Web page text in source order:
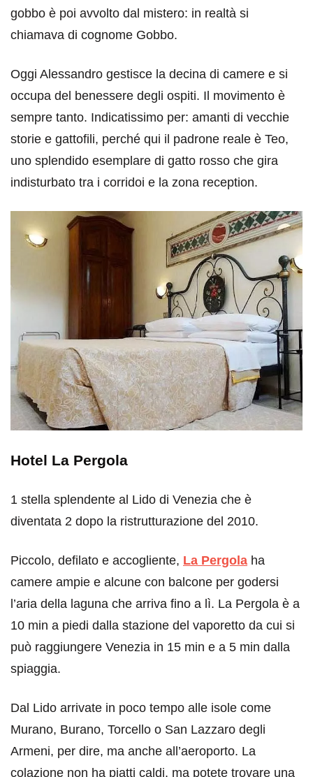
gobbo è poi avvolto dal mistero: in realtà si
chiamava di cognome Gobbo.
Oggi Alessandro gestisce la decina di camere e si
occupa del benessere degli ospiti. Il movimento è
sempre tanto. Indicatissimo per: amanti di vecchie
storie e gattofili, perché qui il padrone reale è Teo,
uno splendido esemplare di gatto rosso che gira
indisturbato tra i corridoi e la zona reception.
Hotel La Pergola
1 stella splendente al Lido di Venezia che è
diventata 2 dopo la ristrutturazione del 2010.
Piccolo, defilato e accogliente, La Pergola ha
camere ampie e alcune con balcone per godersi
l’aria della laguna che arriva fino a lì. La Pergola è a
10 min a piedi dalla stazione del vaporetto da cui si
può raggiungere Venezia in 15 min e a 5 min dalla
spiaggia.
Dal Lido arrivate in poco tempo alle isole come
Murano, Burano, Torcello o San Lazzaro degli
Armeni, per dire, ma anche all’aeroporto. La
colazione non ha piatti caldi, ma potete trovare una